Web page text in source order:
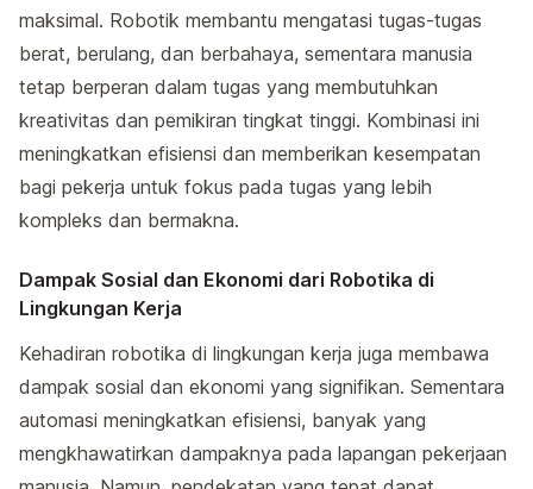
maksimal. Robotik membantu mengatasi tugas-tugas
berat, berulang, dan berbahaya, sementara manusia
tetap berperan dalam tugas yang membutuhkan
kreativitas dan pemikiran tingkat tinggi. Kombinasi ini
meningkatkan efisiensi dan memberikan kesempatan
bagi pekerja untuk fokus pada tugas yang lebih
kompleks dan bermakna.
Dampak Sosial dan Ekonomi dari Robotika di
Lingkungan Kerja
Kehadiran robotika di lingkungan kerja juga membawa
dampak sosial dan ekonomi yang signifikan. Sementara
automasi meningkatkan efisiensi, banyak yang
mengkhawatirkan dampaknya pada lapangan pekerjaan